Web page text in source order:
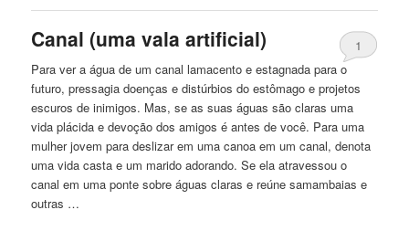
Canal (uma vala artificial)
1
Para ver a água de um canal lamacentoe estagnada para o
futuro, pressagia doençase distúrbios do estômagoe projetos
escuros de inimigos. Mas, se as suaságuas são claras uma
vida plácidae devoção dos amigos é antes de você. Para uma
mulher jovem para deslizar em uma canoa em um canal, denota
uma vida castae um marido adorando. Se ela atravessou o
canal em uma ponte sobreáguas clarase reúne samambaiase
outras …